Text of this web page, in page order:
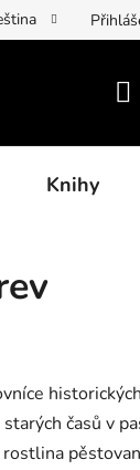
Knihy
časů v